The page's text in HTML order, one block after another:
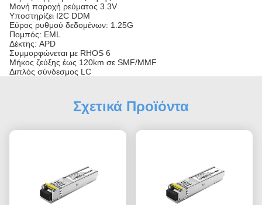
Μονή παροχή ρεύματος 3.3V
Υποστηρίζει I2C DDM
Εύρος ρυθμού δεδομένων: 1.25G
Πομπός: EML
Δέκτης: APD
Συμμορφώνεται με RHOS 6
Μήκος ζεύξης έως 120km σε SMF/MMF
Διπλός σύνδεσμος LC
Σχετικά Προϊόντα